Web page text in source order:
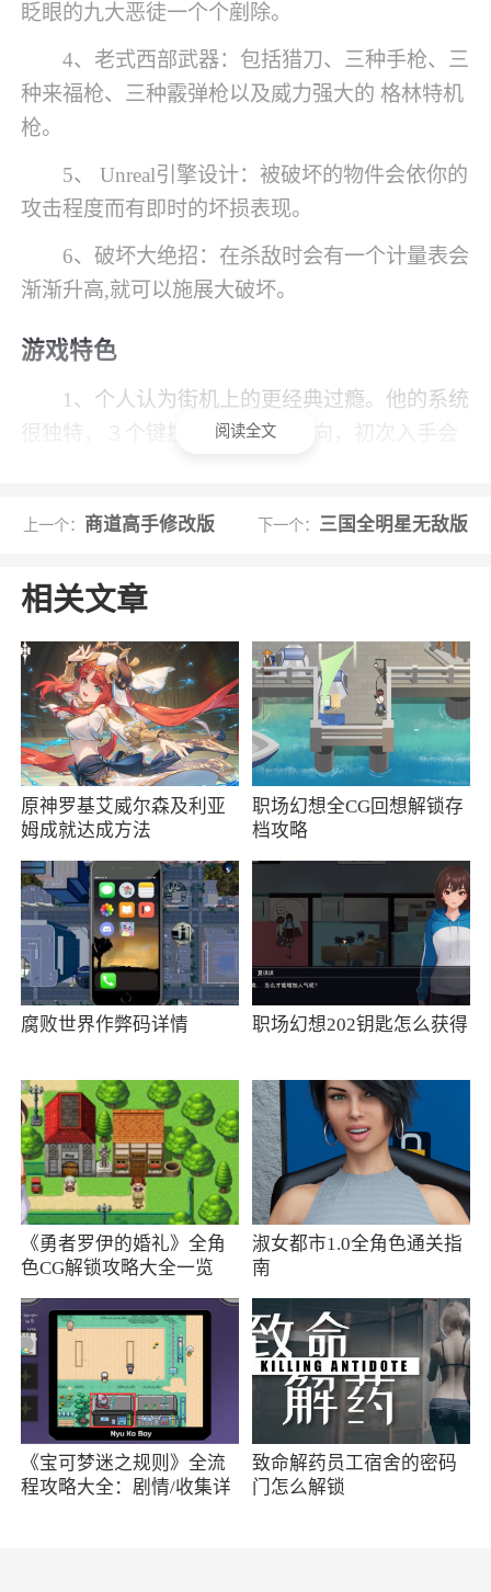
眨眼的九大恶徒一个个剷除。
4、老式西部武器：包括猎刀、三种手枪、三
种来福枪、三种霰弹枪以及威力强大的 格林特机
枪。
5、 Unreal引擎设计：被破坏的物件会依你的
攻击程度而有即时的坏损表现。
6、破坏大绝招：在杀敌时会有一个计量表会
渐渐升高,就可以施展大破坏。
游戏特色
1、个人认为街机上的更经典过瘾。他的系统
很独特，３个键控制３个射击方向，初次入手会
2、超多关卡可以挑战，并且分为三种难度可
3、用自己喜欢风格主张完成战斗，挑战西部
4、美国西部枪战类得游戏题材其实并不多，
关于美国的西部枪战大多数人肯定都还是在电影
上见得比较多
5、一个好的故事加上不错的游戏环节，这对
于大多数的玩家们来说是游戏中必不可少的一部
分，因为可以再天以内的过程中被情节所吸引，
慢慢深入的去了解，之后就代入其中
6、荒野大镖客这款游戏将这种题材拿到了游
戏中并取得了成功
小编评价
1、带你体验西部牛仔的感觉，在整个城市中
可以自由的探索和战斗，体验整个小镇唯我独尊
的感觉
2、在游戏中你要竭尽所能去活下去，玩家需
要在枪林弹雨中躲避危险的子弹，然后存活下
去，感兴趣的就到体验吧
3、玩家在游戏中需要控制角色，使用道具，
躲避攻击，通过关卡并取得高分，游戏玩法简单
易上手，画面简单，充满挑战乐趣
阅读全文
上一个： 商道高手修改版 下一个： 三国全明星无敌版
相关文章
原神罗基艾威尔森及利亚
姆成就达成方法
职场幻想全CG回想解锁存
档攻略
腐败世界作弊码详情 职场幻想202钥匙怎么获得
《勇者罗伊的婚礼》全角
色CG解锁攻略大全一览
淑女都市1.0全角色通关指
南
《宝可梦迷之规则》全流
程攻略大全：剧情/收集详
致命解药员工宿舍的密码
门怎么解锁